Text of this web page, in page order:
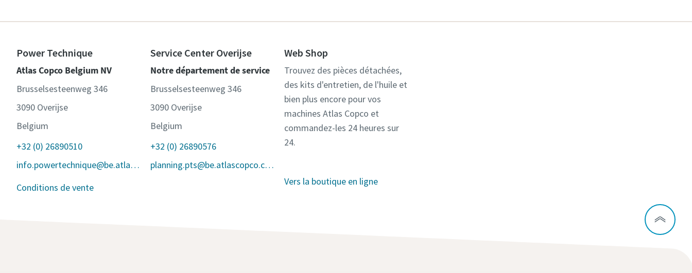
Power Technique
Atlas Copco Belgium NV
Brusselsesteenweg 346
3090 Overijse
Belgium
+32 (0) 26890510
info.powertechnique@be.atlascopco.com
Conditions de vente
Service Center Overijse
Notre département de service
Brusselsesteenweg 346
3090 Overijse
Belgium
+32 (0) 26890576
planning.pts@be.atlascopco.com
Web Shop
Trouvez des pièces détachées,
des kits d'entretien, de l'huile et
bien plus encore pour vos
machines Atlas Copco et
commandez-les 24 heures sur
24.
Vers la boutique en ligne